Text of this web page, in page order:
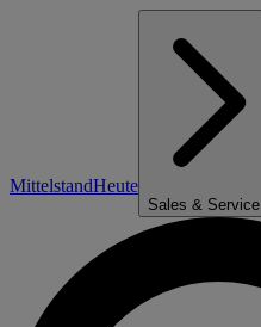
MittelstandHeute
Sales & Service